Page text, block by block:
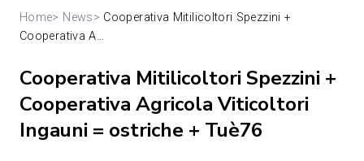
Home> News> Cooperativa Mitilicoltori Spezzini +
Cooperativa A...
Cooperativa Mitilicoltori Spezzini +
Cooperativa Agricola Viticoltori
Ingauni = ostriche + Tuè76